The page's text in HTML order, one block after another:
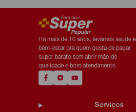
Há mais de 10 anos, levamos saúde e
bem-estar pra quem gosta de pagar
super barato sem abrir mão de
qualidade e bom atendimento.
Serviços